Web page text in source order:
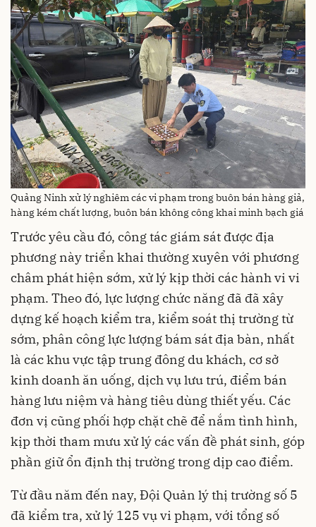
Quảng Ninh xử lý nghiêm các vi phạm trong buôn bán hàng giả,
hàng kém chất lượng, buôn bán không công khai minh bạch giá
Trước yêu cầu đó, công tác giám sát được địa
phương này triển khai thường xuyên với phương
châm phát hiện sớm, xử lý kịp thời các hành vi vi
phạm. Theo đó, lực lượng chức năng đã đã xây
dựng kế hoạch kiểm tra, kiểm soát thị trường từ
sớm, phân công lực lượng bám sát địa bàn, nhất
là các khu vực tập trung đông du khách, cơ sở
kinh doanh ăn uống, dịch vụ lưu trú, điểm bán
hàng lưu niệm và hàng tiêu dùng thiết yếu. Các
đơn vị cũng phối hợp chặt chẽ để nắm tình hình,
kịp thời tham mưu xử lý các vấn đề phát sinh, góp
phần giữ ổn định thị trường trong dịp cao điểm.
Từ đầu năm đến nay, Đội Quản lý thị trường số 5
đã kiểm tra, xử lý 125 vụ vi phạm, với tổng số